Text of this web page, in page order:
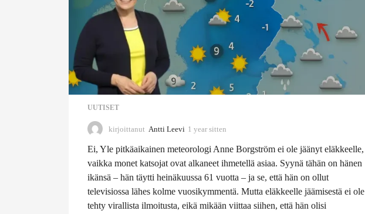
UUTISET
kirjoittanut Antti Leevi 1 year sitten
m
o
h
s
Ei, Yle pitkäaikainen meteorologi Anne Borgström ei ole jäänyt eläkkeelle,
vaikka monet katsojat ovat alkaneet ihmetellä asiaa. Syynä tähän on hänen
ikänsä – hän täytti heinäkuussa 61 vuotta – ja se, että hän on ollut
televisiossa lähes kolme vuosikymmentä. Mutta eläkkeelle jäämisestä ei ole
tehty virallista ilmoitusta, eikä mikään viittaa siihen, että hän olisi